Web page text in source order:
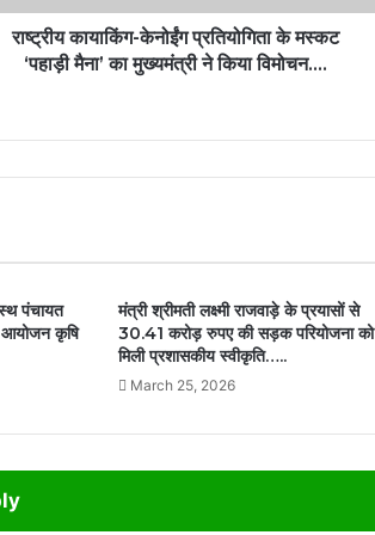
राष्ट्रीय कायाकिंग-केनोईंग प्रतियोगिता के मस्कट
‘पहाड़ी मैना’ का मुख्यमंत्री ने किया विमोचन….
पंचायत
आयोजन कृषि
मंत्री श्रीमती लक्ष्मी राजवाड़े के प्रयासों से
30.41 करोड़ रुपए की सड़क परियोजना को
मिली प्रशासकीय स्वीकृति…..
March 25, 2026